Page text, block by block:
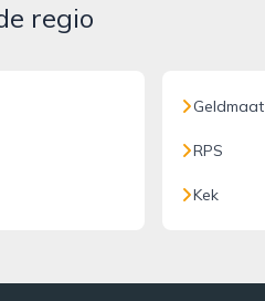
regio
Geldmaat
RPS
Kek